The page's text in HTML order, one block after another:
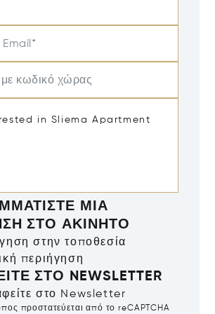
Email*
κωδικό χώρας
ΜΙΑ
ΣΤΟ ΑΚΊΝΗΤΟ
στην τοποθεσία
περιήγηση
ΣΤΟ NEWSLETTER
στο Newsletter
προστατεύεται από το reCAPTCHA